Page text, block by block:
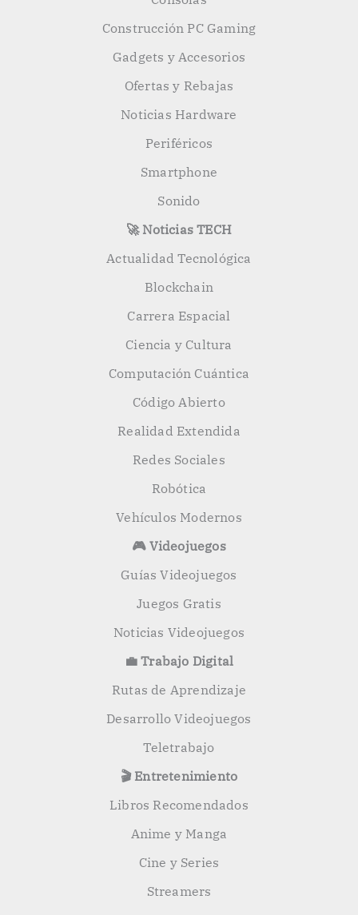
Construcción PC Gaming
Gadgets y Accesorios
Ofertas y Rebajas
Noticias Hardware
Periféricos
Smartphone
Sonido
🚀 Noticias TECH
Actualidad Tecnológica
Blockchain
Carrera Espacial
Ciencia y Cultura
Computación Cuántica
Código Abierto
Realidad Extendida
Redes Sociales
Robótica
Vehículos Modernos
🎮 Videojuegos
Guías Videojuegos
Juegos Gratis
Noticias Videojuegos
💼 Trabajo Digital
Rutas de Aprendizaje
Desarrollo Videojuegos
Teletrabajo
🎬 Entretenimiento
Libros Recomendados
Anime y Manga
Cine y Series
Streamers